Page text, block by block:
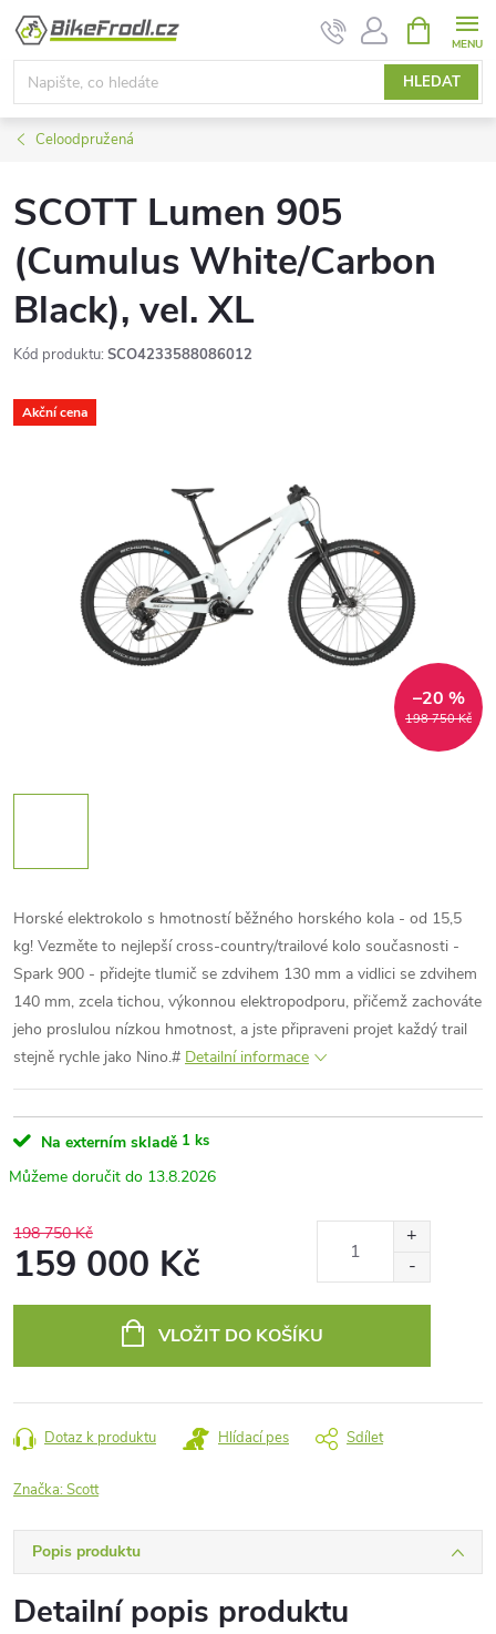
Přejít
obsah
HLEDAT
NÁKUPNÍ
KOŠÍK
Celoodpružená
SCOTT Lumen 905
(Cumulus White/Carbon
Black), vel. XL
Kód produktu: SCO4233588086012
Akční cena
198 750 Kč
–20 %
Horské elektrokolo s hmotností běžného horského kola - od 15,5
kg! Vezměte to nejlepší cross-country/trailové kolo současnosti -
Spark 900 - přidejte tlumič se zdvihem 130 mm a vidlici se zdvihem
140 mm, zcela tichou, výkonnou elektropodporu, přičemž zachováte
jeho proslulou nízkou hmotnost, a jste připraveni projet každý trail
stejně rychle jako Nino.# Detailní informace
Na externím skladě 1 ks
13.8.2026
198 750 Kč
159 000 Kč
VLOŽIT DO KOŠÍKU
Dotaz k produktu Hlídací pes Sdílet
Značka:Scott
Popis produktu
Detailní popis produktu